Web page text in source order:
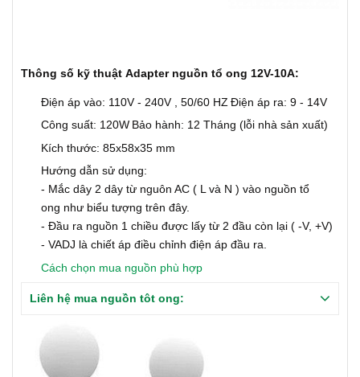
Thông số kỹ thuật Adapter nguồn tổ ong 12V-10A:
Điện áp vào: 110V - 240V , 50/60 HZ Điện áp ra: 9 - 14V
Công suất: 120W Bảo hành: 12 Tháng (lỗi nhà sản xuất)
Kích thước: 85x58x35 mm
Hướng dẫn sử dụng:
- Mắc dây 2 dây từ nguôn AC ( L và N ) vào nguồn tổ
ong như biểu tượng trên đây.
- Đầu ra nguồn 1 chiều được lấy từ 2 đầu còn lại ( -V, +V)
- VADJ là chiết áp điều chỉnh điện áp đầu ra.
Cách chọn mua nguồn phù hợp
Liên hệ mua nguồn tôt ong: